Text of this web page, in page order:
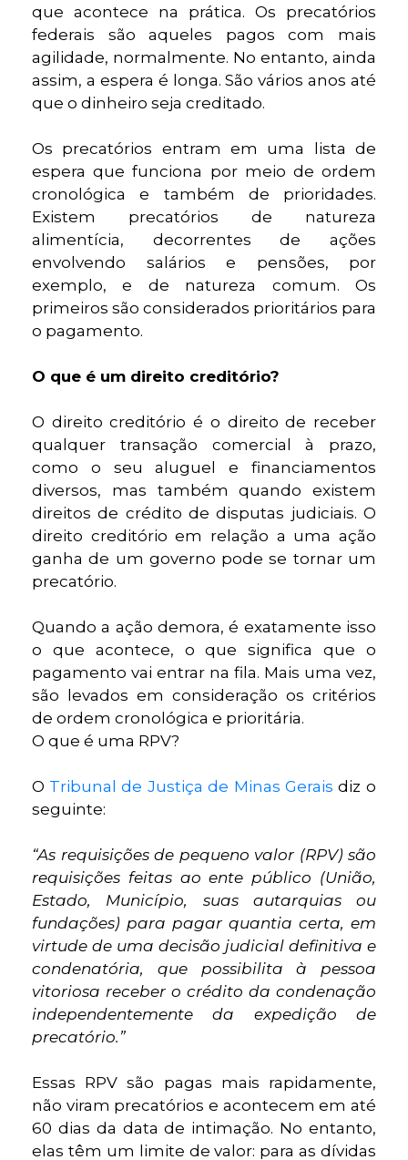
que acontece na prática. Os precatórios
federais são aqueles pagos com mais
agilidade, normalmente. No entanto, ainda
assim, a espera é longa. São vários anos até
que o dinheiro seja creditado.
Os precatórios entram em uma lista de
espera que funciona por meio de ordem
cronológica e também de prioridades.
Existem precatórios de natureza
alimentícia, decorrentes de ações
envolvendo salários e pensões, por
exemplo, e de natureza comum. Os
primeiros são considerados prioritários para
o pagamento.
O que é um direito creditório?
O direito creditório é o direito de receber
qualquer transação comercial à prazo,
como o seu aluguel e financiamentos
diversos, mas também quando existem
direitos de crédito de disputas judiciais. O
direito creditório em relação a uma ação
ganha de um governo pode se tornar um
precatório.
Quando a ação demora, é exatamente isso
o que acontece, o que significa que o
pagamento vai entrar na fila. Mais uma vez,
são levados em consideração os critérios
de ordem cronológica e prioritária.
O que é uma RPV?
O Tribunal de Justiça de Minas Gerais diz o
seguinte:
“As requisições de pequeno valor (RPV) são
requisições feitas ao ente público (União,
Estado, Município, suas autarquias ou
fundações) para pagar quantia certa, em
virtude de uma decisão judicial definitiva e
condenatória, que possibilita à pessoa
vitoriosa receber o crédito da condenação
independentemente da expedição de
precatório.”
Essas RPV são pagas mais rapidamente,
não viram precatórios e acontecem em até
60 dias da data de intimação. No entanto,
elas têm um limite de valor: para as dívidas